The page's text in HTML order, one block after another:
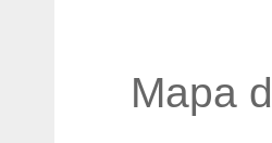
Mapa